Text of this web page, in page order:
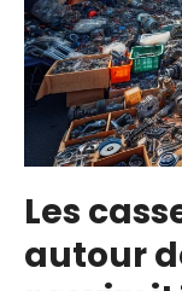
Les
autour